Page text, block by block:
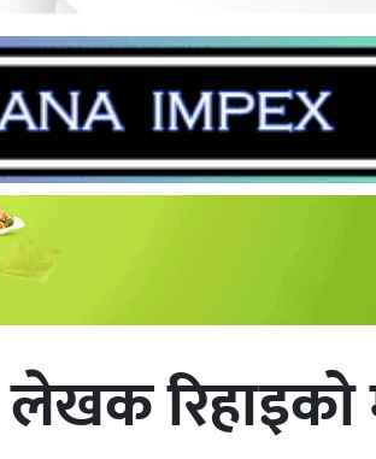
रिहाइको